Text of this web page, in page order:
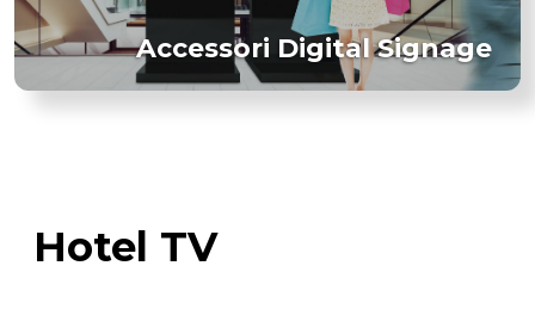
Accessori Digital Signage
Hotel TV